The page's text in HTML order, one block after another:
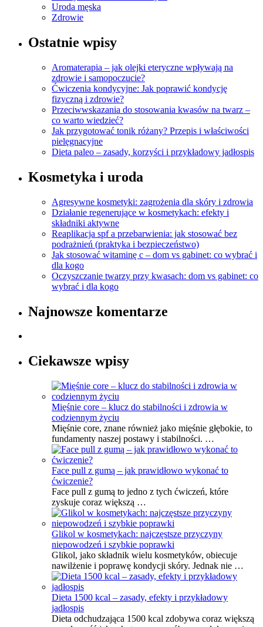
Uroda męska
Zdrowie
Ostatnie wpisy
Aromaterapia – jak olejki eteryczne wpływają na
zdrowie i samopoczucie?
Ćwiczenia kondycyjne: Jak poprawić kondycję
fizyczną i zdrowie?
Przeciwwskazania do stosowania kwasów na twarz –
co warto wiedzieć?
Jak przygotować tonik różany? Przepis i właściwości
pielęgnacyjne
Dieta paleo – zasady, korzyści i przykładowy jadłospis
Kosmetyka i uroda
Agresywne kosmetyki: zagrożenia dla skóry i zdrowia
Działanie regenerujące w kosmetykach: efekty i
składniki aktywne
Reaplikacja spf a przebarwienia: jak stosować bez
podrażnień (praktyka i bezpieczeństwo)
Jak stosować witaminę c – dom vs gabinet: co wybrać i
dla kogo
Oczyszczanie twarzy przy kwasach: dom vs gabinet: co
wybrać i dla kogo
Najnowsze komentarze
Ciekawsze wpisy
Mięśnie core – klucz do stabilności i zdrowia w
codziennym życiu
Mięśnie core, znane również jako mięśnie głębokie, to
fundamenty naszej postawy i stabilności. …
Face pull z gumą – jak prawidłowo wykonać to
ćwiczenie?
Face pull z gumą to jedno z tych ćwiczeń, które
zyskuje coraz większą …
Glikol w kosmetykach: najczęstsze przyczyny
niepowodzeń i szybkie poprawki
Glikol, jako składnik wielu kosmetyków, obiecuje
nawilżenie i poprawę kondycji skóry. Jednak nie …
Dieta 1500 kcal – zasady, efekty i przykładowy
jadłospis
Dieta odchudzająca 1500 kcal zdobywa coraz większą